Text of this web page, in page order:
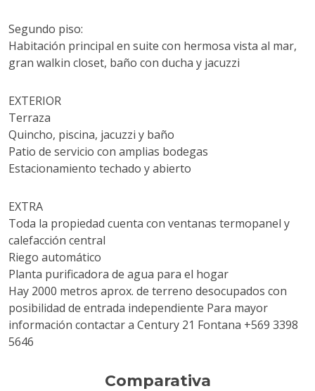
Segundo piso:
Habitación principal en suite con hermosa vista al mar,
gran walkin closet, baño con ducha y jacuzzi
EXTERIOR
Terraza
Quincho, piscina, jacuzzi y baño
Patio de servicio con amplias bodegas
Estacionamiento techado y abierto
EXTRA
Toda la propiedad cuenta con ventanas termopanel y
calefacción central
Riego automático
Planta purificadora de agua para el hogar
Hay 2000 metros aprox. de terreno desocupados con
posibilidad de entrada independiente Para mayor
información contactar a Century 21 Fontana +569 3398
5646
Comparativa